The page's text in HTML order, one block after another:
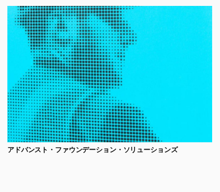
アドバンスト・ファウンデーション・ソリューションズ